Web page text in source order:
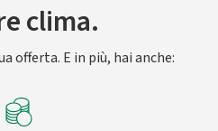
clima.
offerta. E in più, hai anche: